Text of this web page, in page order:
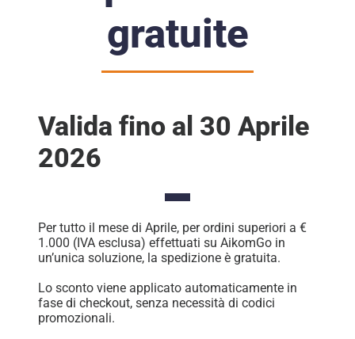
gratuite
Valida fino al 30 Aprile
2026
Per tutto il mese di Aprile, per ordini superiori a €
1.000 (IVA esclusa) effettuati su AikomGo in
un’unica soluzione, la spedizione è gratuita.
Lo sconto viene applicato automaticamente in
fase di checkout, senza necessità di codici
promozionali.